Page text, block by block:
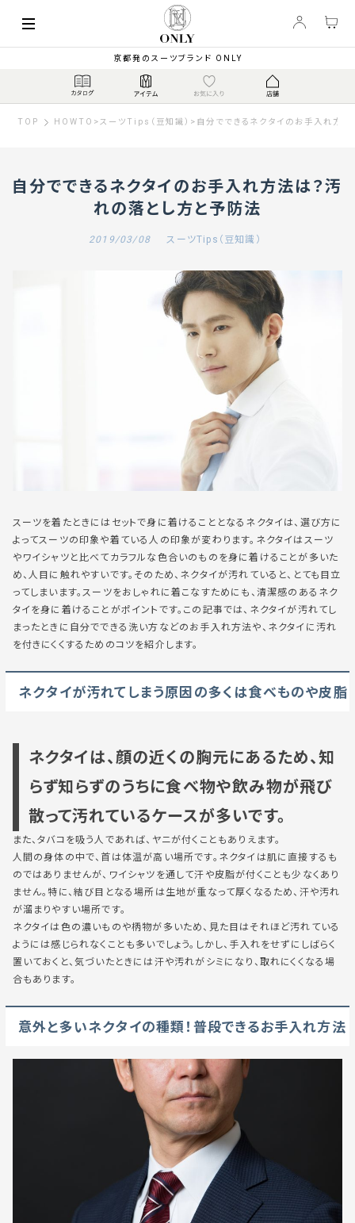
京都発のスーツブランド ONLY
TOP HOWTO >スーツTips（豆知識） > 自分でできるネクタイのお手入れ方
自分でできるネクタイのお手入れ方法は？汚
れの落とし方と予防法
2019/03/08 スーツTips（豆知識）
スーツを着たときにはセットで身に着けることとなるネクタイは、選び方に
よってスーツの印象や着ている人の印象が変わります。ネクタイはスーツ
やワイシャツと比べてカラフルな色合いのものを身に着けることが多いた
め、人目に触れやすいです。そのため、ネクタイが汚れていると、とても目立
ってしまいます。スーツをおしゃれに着こなすためにも、清潔感のあるネク
タイを身に着けることがポイントです。この記事では、ネクタイが汚れてし
まったときに自分でできる洗い方などのお手入れ方法や、ネクタイに汚れ
を付きにくくするためのコツを紹介します。
ネクタイが汚れてしまう原因の多くは食べものや皮脂
ネクタイは、顔の近くの胸元にあるため、知
らず知らずのうちに食べ物や飲み物が飛び
散って汚れているケースが多いです。
また、タバコを吸う人であれば、ヤニが付くこともありえます。
人間の身体の中で、首は体温が高い場所です。ネクタイは肌に直接するも
のではありませんが、ワイシャツを通して汗や皮脂が付くことも少なくあり
ません。特に、結び目となる場所は生地が重なって厚くなるため、汗や汚れ
が溜まりやすい場所です。
ネクタイは色の濃いものや柄物が多いため、見た目はそれほど汚れている
ようには感じられなくことも多いでしょう。しかし、手入れをせずにしばらく
置いておくと、気づいたときには汗や汚れがシミになり、取れにくくなる場
合もあります。
意外と多いネクタイの種類！普段できるお手入れ方法